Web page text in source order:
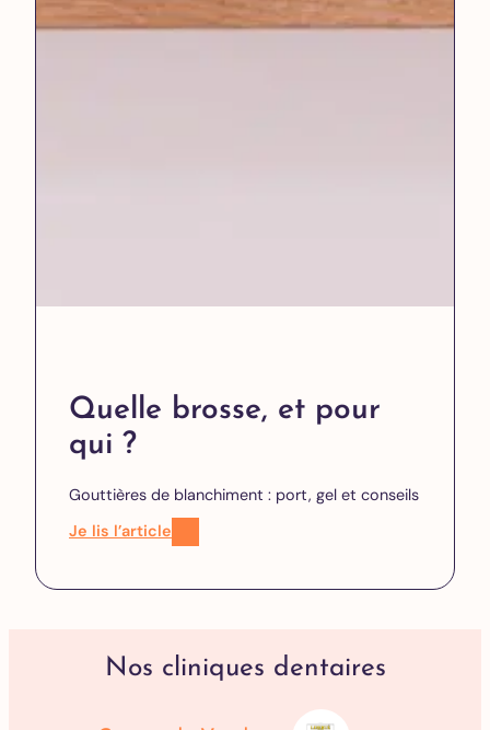
Quelle brosse, et pour
qui ?
Gouttières de blanchiment : port, gel et conseils
Je lis l’article
Nos cliniques dentaires